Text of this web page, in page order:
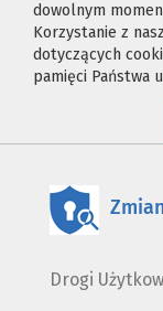
dowolnym
Korzystanie z
dotyczących
pamięci Państwa
Drogi